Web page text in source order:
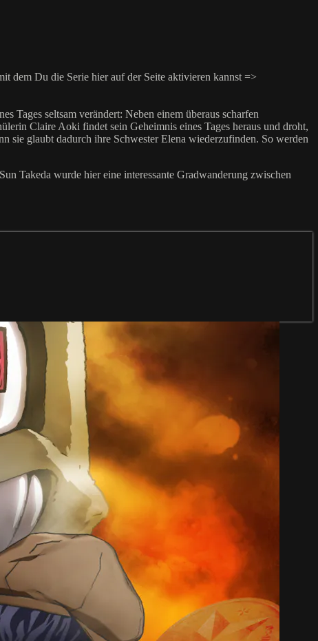
dem Du die Serie hier auf der Seite aktivieren kannst =>
Tages seltsam verändert: Neben einem überaus scharfen
Claire Aoki findet sein Geheimnis eines Tages heraus und droht,
sie glaubt dadurch ihre Schwester Elena wiederzufinden. So werden
Takeda wurde hier eine interessante Gradwanderung zwischen